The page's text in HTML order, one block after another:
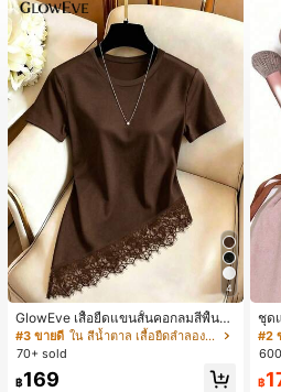
4
GlowEve เสื้อยืดแขนสั้นคอกลมสีพื้นลำ
ลองอเนกประสงค์สำหรับผู้หญิง
#3 ขายดี
ใน สีน้ำตาล เสื้อยืดลำลองพื้นฐาน
70+ sold
฿169
ชุด
ปร
ปห
1 ชิ้
#2
฿